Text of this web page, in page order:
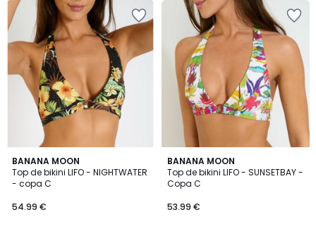
BANANA MOON
Top de bikini LIFO - NIGHTWATER
- copa C
54.99 €
BANANA MOON
Top de bikini LIFO - SUNSETBAY -
Copa C
53.99 €